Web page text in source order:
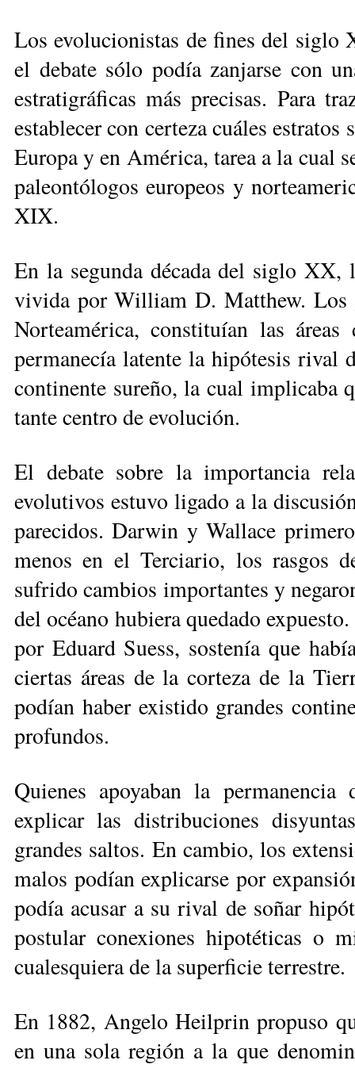
Los evolucionistas de fines del
el debate sólo podía zanjarse con
estratigráficas más precisas. Para
establecer con certeza cuáles
Europa y en América, tarea a la cual
paleontólogos europeos y
XIX.
En la segunda década del siglo
vivida por William D. Matthew. Los
Norteamérica, constituían las
permanecía latente la hipótesis rival
continente sureño, la cual
tante centro de evolución.
El debate sobre la importancia
evolutivos estuvo ligado a la
parecidos. Darwin y Wallace
menos en el Terciario, los rasgos
sufrido cambios importantes y
del océano hubiera quedado
por Eduard Suess, sostenía que
ciertas áreas de la corteza de la
podían haber existido grandes
profundos.
Quienes apoyaban la
explicar las distribuciones
grandes saltos. En cambio, los
malos podían explicarse por
podía acusar a su rival de soñar
postular conexiones hipotéticas o
cualesquiera de la superficie te­rrestre.
En 1882, Angelo Heilprin propuso
en una sola región a la que